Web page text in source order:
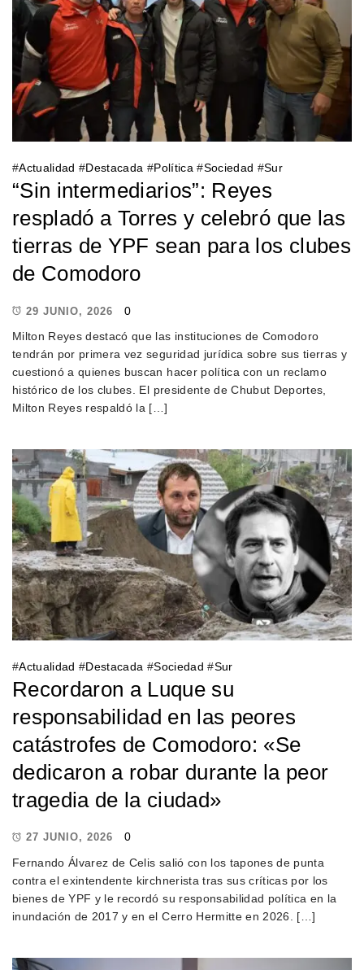
#Actualidad #Destacada #Política#Sociedad #Sur
“Sin intermediarios”: Reyes
respladó a Torres y celebró que las
tierras de YPF sean para los clubes
de Comodoro
29 JUNIO, 2026
0
Milton Reyes destacó que las instituciones de Comodoro
tendrán por primera vez seguridad jurídica sobre sus tierras y
cuestionó a quienes buscan hacer política con un reclamo
histórico de los clubes. El presidente de Chubut Deportes,
Milton Reyes respaldó la […]
#Actualidad #Destacada #Sociedad #Sur
Recordaron a Luque su
responsabilidad en las peores
catástrofes de Comodoro: «Se
dedicaron a robar durante la peor
tragedia de la ciudad»
27 JUNIO, 2026
0
Fernando Álvarez de Celis salió con los tapones de punta
contra el exintendente kirchnerista tras sus críticas por los
bienes de YPF y le recordó su responsabilidad política en la
inundación de 2017 y en el Cerro Hermitte en 2026. […]